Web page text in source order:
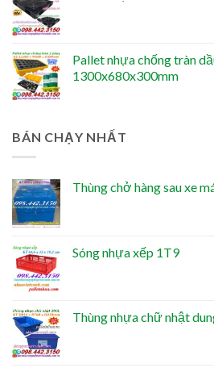
Pallet nhựa chống tràn
1300x680x300mm
BÁN CHẠY NHẤT
Thùng chở hàng sau xe
Sóng nhựa xếp 1T9
Thùng nhựa chữ nhật